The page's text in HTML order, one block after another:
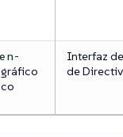
gráfico
Interfaz
de